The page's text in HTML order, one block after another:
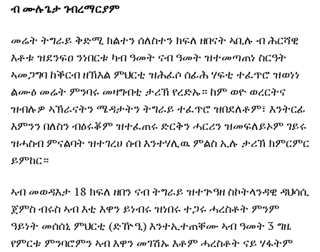
ብ ሙሉጌታ ገብረማርያም
መሬት ትግራይ ቅድሚ ክልተን ሰለስተን ክፍለ ዘበናት ኣቢሉ ብ ሕርሻዊ
እቶቱ ዝደንፍዐ ንነበርቱ ካብ ዓመት ናብ ዓመት ዝተመጣጠነ ስርዓት
ኣመጋግባ ከቕርብ ዘኽእል ምህርቲ ዝሕፈሶ ሰፊሕ ሃፍቲ ተፈጥሮ ዝወነነ
ልሙዕ መሬት ምንባሩ መዛግብቲ ታሪኽ የረድኡ። ከም ወዮ ወረርትና
ዝብሉዎ ኣኽራናትን ሜዳታትን ትግራይ ተፈጥሮ ዝበደለቶም፣ እንትርፊ
እምንን በለስን ብዕሩቖም ዝተፈጠሩ ድርቅን ሓርሪን ዝመፍለይኦም ገይሩ
ዝሓስብ ምናልባት ዝተገረሀ ሰብ እንተሃሊዉ ምልስ ኢሉ ታሪኽ ክምርምር
ይምከር።
ኣብ መወዳእታ 18 ክፍለ ዘበን ናብ ትግራይ ዝተጕዓዘ ስኮትላንዳዊ ዳህሳሲ
ጀምስ ብሩስ ኣብ እቲ እዋን ይነብሩ ዝነበሩ ተጋሩ ሓረስቶት ምንም
ዓይነት መሰሰኒ ምህርቲ (ድዅዒ) እንተኢተጠቐሙ ኣብ ዓመት 3 ግዜ
የምርቱ ምንባሮምን ኣብ እዋን መገሽኡ እቶም ሓረስቶት ናይ ሃፋትም